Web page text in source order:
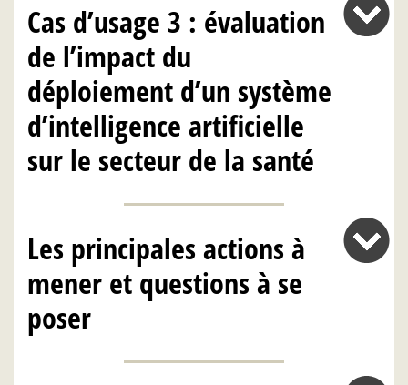
Cas d’usage 3 : évaluation
de l’impact du
déploiement d’un système
d’intelligence artificielle
sur le secteur de la santé
Les principales actions à
mener et questions à se
poser